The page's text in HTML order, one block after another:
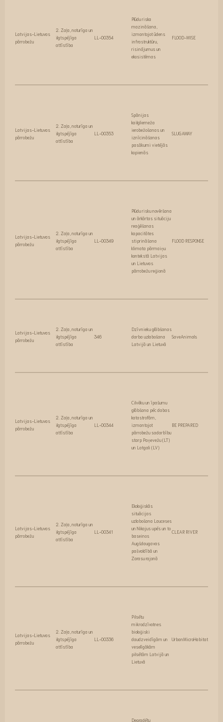
Latvijas-Lietuvas
pārrobežu
2. Zaļa, noturīga un
ilgtspējīga
attīstība
LL-00354
Plūdu riska
mazināšana,
izmantojot ūdens
infrastruktūru,
risinājumus un
ekosistēmas
FLOOD-WISE
Latvijas-Lietuvas
pārrobežu
2. Zaļa, noturīga un
ilgtspējīga
attīstība
LL-00353
Spānijas
kailgliemeža
ierobežošanas un
iznīcināšanas
pasākumi vietējās
kopienās
SLUGAWAY
Latvijas-Lietuvas
pārrobežu
2. Zaļa, noturīga un
ilgtspējīga
attīstība
LL-00349
Plūdu risku novēršana
un ārkārtas situāciju
reaģēšanas
kapacitātes
stiprināšana
klimata pārmaiņu
kontekstā Latvijas
un Lietuvas
pārrobežu reģionā
FLOOD RESPONSE
Latvijas-Lietuvas
pārrobežu
2. Zaļa, noturīga un
ilgtspējīga
attīstība
346
Dzīvnieku glābšanas
darba uzlabošana
Latvijā un Lietuvā
SaveAnimals
Latvijas-Lietuvas
pārrobežu
2. Zaļa, noturīga un
ilgtspējīga
attīstība
LL-00344
Cilvēku un īpašumu
glābšana pēc dabas
katastrofām,
izmantojot
pārrobežu sadarbību
starp Paņevežu (LT)
un Latgali (LV)
BE PREPARED
Latvijas-Lietuvas
pārrobežu
2. Zaļa, noturīga un
ilgtspējīga
attīstība
LL-00341
Ekoloģiskās
situācijas
uzlabošana Lauceses
un Nikajus upēs un to
baseinos
Augšdaugavas
pašvaldībā un
Zarasu rajonā
CLEAR RIVER
Latvijas-Lietuvas
pārrobežu
2. Zaļa, noturīga un
ilgtspējīga
attīstība
LL-00336
Pilsētu
mikrodzīvotnes
bioloģiski
daudzveidīgām un
veselīgākām
pilsētām Latvijā un
Lietuvā
UrbanMicroHabitats
Degradētu